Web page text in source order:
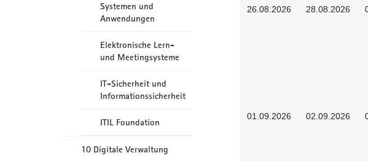
Systemen und
Anwendungen
Elektronische Lern-
und Meetingsysteme
IT-Sicherheit und
Informationssicherheit
ITIL Foundation
10 Digitale Verwaltung
26.08.2026 28.08.2026
01.09.2026 02.09.2026